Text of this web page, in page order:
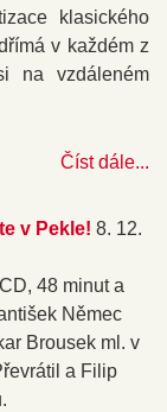
klasického
v každém z
na vzdáleném
Číst dále...
v Pekle! 8. 12.
48 minut a
Němec
Brousek ml. v
a Filip